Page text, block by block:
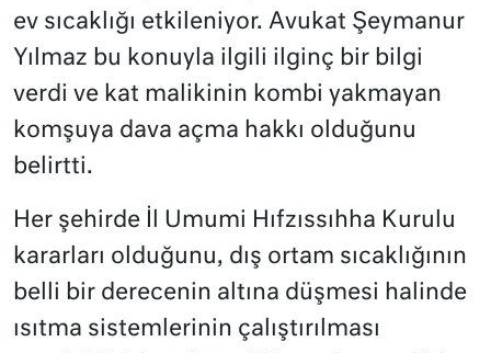
ev sıcaklığı etkileniyor. Avukat Şeymanur
Yılmaz bu konuyla ilgili ilginç bir bilgi
verdi ve kat malikinin kombi yakmayan
komşuya dava açma hakkı olduğunu
belirtti.
Her şehirde İl Umumi Hıfzıssıhha Kurulu
kararları olduğunu, dış ortam sıcaklığının
belli bir derecenin altına düşmesi halinde
ısıtma sistemlerinin çalıştırılması